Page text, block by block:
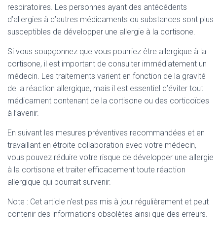
respiratoires. Les personnes ayant des antécédents
d’allergies à d’autres médicaments ou substances sont plus
susceptibles de développer une allergie à la cortisone.
Si vous soupçonnez que vous pourriez être allergique à la
cortisone, il est important de consulter immédiatement un
médecin. Les traitements varient en fonction de la gravité
de la réaction allergique, mais il est essentiel d’éviter tout
médicament contenant de la cortisone ou des corticoïdes
à l’avenir.
En suivant les mesures préventives recommandées et en
travaillant en étroite collaboration avec votre médecin,
vous pouvez réduire votre risque de développer une allergie
à la cortisone et traiter efficacement toute réaction
allergique qui pourrait survenir.
Note : Cet article n'est pas mis à jour régulièrement et peut
contenir des informations obsolètes ainsi que des erreurs.